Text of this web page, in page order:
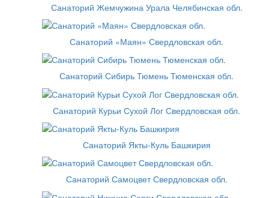
Санаторий Жемчужина Урала Челябинская обл.
Санаторий «Маян» Свердловская обл.
Санаторий Сибирь Тюмень Тюменская обл.
Санаторий Курьи Сухой Лог Свердловская обл.
Санаторий Якты-Куль Башкирия
Санаторий Самоцвет Свердловская обл.